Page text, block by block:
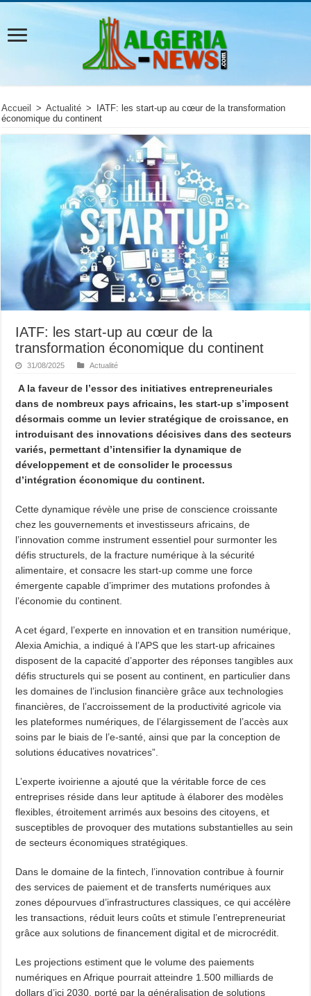
Accueil > Actualité >
IATF: les start-up au cœur de la transformation
économique du continent
IATF: les start-up au cœur de la
transformation économique du continent
31/08/2025 Actualité
A la faveur de l’essor des initiatives entrepreneuriales
dans de nombreux pays africains, les start-up s’imposent
désormais comme un levier stratégique de croissance, en
introduisant des innovations décisives dans des secteurs
variés, permettant d’intensifier la dynamique de
développement et de consolider le processus
d’intégration économique du continent.
Cette dynamique révèle une prise de conscience croissante
chez les gouvernements et investisseurs africains, de
l’innovation comme instrument essentiel pour surmonter les
défis structurels, de la fracture numérique à la sécurité
alimentaire, et consacre les start-up comme une force
émergente capable d’imprimer des mutations profondes à
l’économie du continent.
A cet égard, l’experte en innovation et en transition numérique,
Alexia Amichia, a indiqué à l’APS que les start-up africaines
disposent de la capacité d’apporter des réponses tangibles aux
défis structurels qui se posent au continent, en particulier dans
les domaines de l’inclusion financière grâce aux technologies
financières, de l’accroissement de la productivité agricole via
les plateformes numériques, de l’élargissement de l’accès aux
soins par le biais de l’e-santé, ainsi que par la conception de
solutions éducatives novatrices”.
L’experte ivoirienne a ajouté que la véritable force de ces
entreprises réside dans leur aptitude à élaborer des modèles
flexibles, étroitement arrimés aux besoins des citoyens, et
susceptibles de provoquer des mutations substantielles au sein
de secteurs économiques stratégiques.
Dans le domaine de la fintech, l’innovation contribue à fournir
des services de paiement et de transferts numériques aux
zones dépourvues d’infrastructures classiques, ce qui accélère
les transactions, réduit leurs coûts et stimule l’entrepreneuriat
grâce aux solutions de financement digital et de microcrédit.
Les projections estiment que le volume des paiements
numériques en Afrique pourrait atteindre 1.500 milliards de
dollars d’ici 2030, porté par la généralisation de solutions